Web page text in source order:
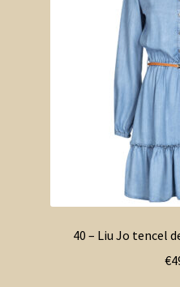
40 – Liu Jo tencel
€